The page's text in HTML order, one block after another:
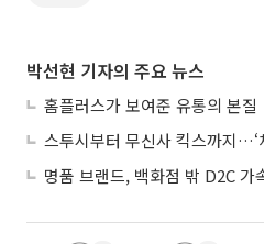
박선현 기자의 주요 뉴스
홈플러스가 보여준 유통의 본질